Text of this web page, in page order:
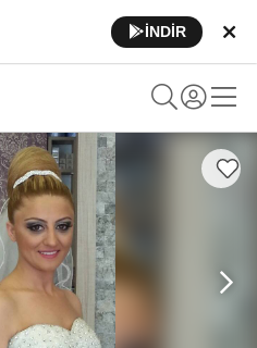
İNDİR